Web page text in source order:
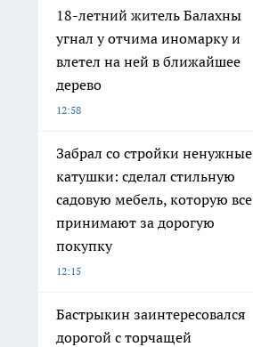
18-летний житель Балахны
угнал у отчима иномарку и
влетел на ней в ближайшее
дерево
12:58
Забрал со стройки ненужные
катушки: сделал стильную
садовую мебель, которую все
принимают за дорогую
покупку
12:15
Бастрыкин заинтересовался
дорогой с торчащей